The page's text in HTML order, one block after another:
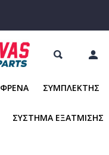
ΦΡΕΝΑ ΣΥΜΠΛΕΚΤΗΣ
ΣΥΣΤΗΜΑ ΕΞΑΤΜΙΣΗΣ